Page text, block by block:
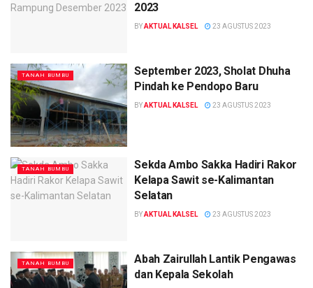
2023
BYAKTUAL KALSEL 23 AGUSTUS 2023
TANAH BUMBU
September 2023, Sholat Dhuha
Pindah ke Pendopo Baru
BYAKTUAL KALSEL 23 AGUSTUS 2023
TANAH BUMBU
Sekda Ambo Sakka Hadiri Rakor
Kelapa Sawit se-Kalimantan
Selatan
BYAKTUAL KALSEL 23 AGUSTUS 2023
TANAH BUMBU
Abah Zairullah Lantik Pengawas
dan Kepala Sekolah